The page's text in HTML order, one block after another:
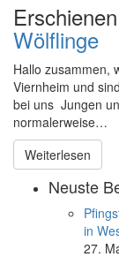
Wölflinge
Hallo zusammen,
Viernheim und
bei uns Jungen
normalerweise…
Weiterlesen
Neuste
in
27.